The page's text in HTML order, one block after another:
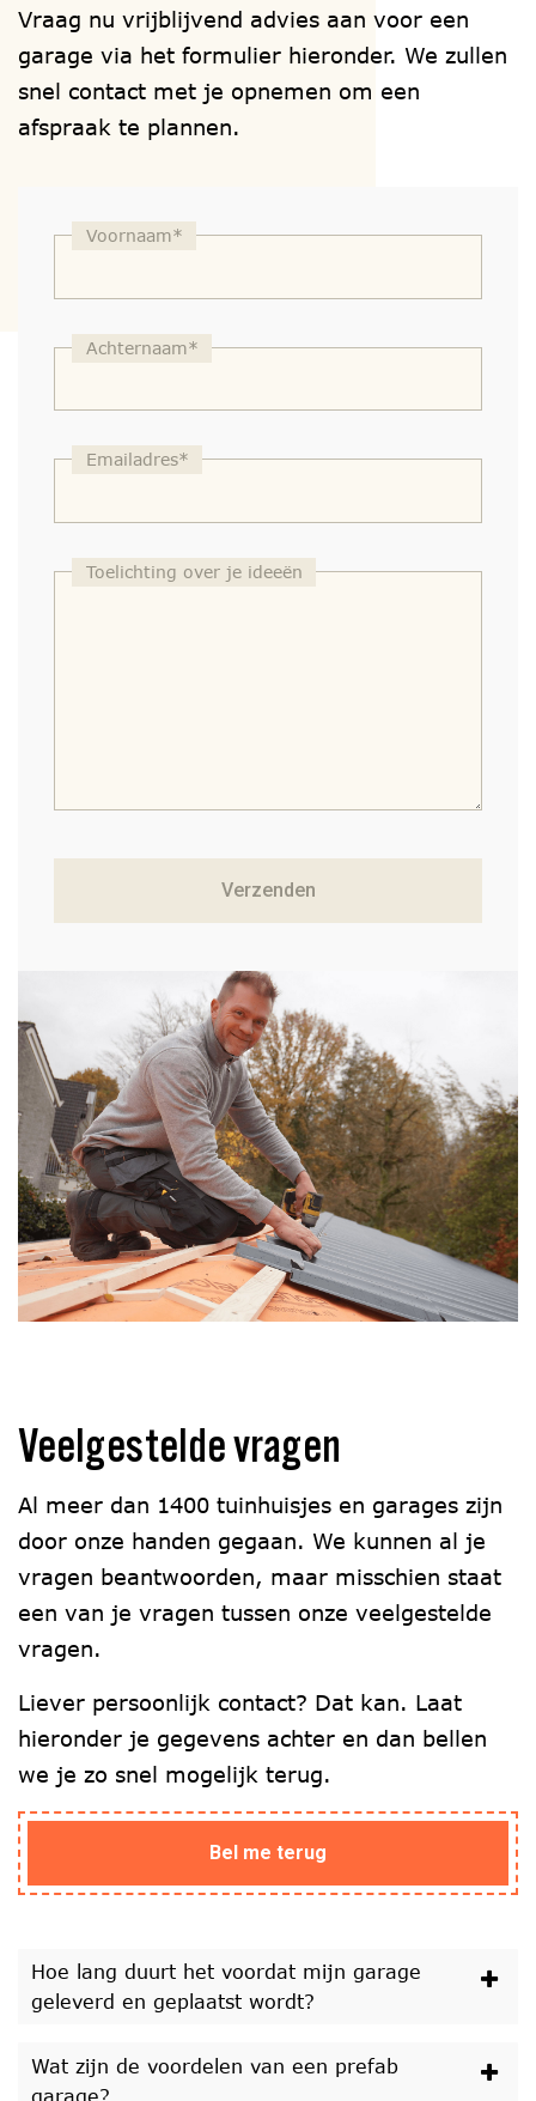
Vraag nu vrijblijvend advies aan voor een
garage via het formulier hieronder. We zullen
snel contact met je opnemen om een
afspraak te plannen.
Voornaam*
Achternaam*
Emailadres*
Toelichting over je ideeën
Verzenden
Veelgestelde vragen
Al meer dan 1400 tuinhuisjes en garages zijn
door onze handen gegaan. We kunnen al je
vragen beantwoorden, maar misschien staat
een van je vragen tussen onze veelgestelde
vragen.
Liever persoonlijk contact? Dat kan. Laat
hieronder je gegevens achter en dan bellen
we je zo snel mogelijk terug.
Bel me terug
Hoe lang duurt het voordat mijn garage
geleverd en geplaatst wordt?
Wat zijn de voordelen van een prefab
garage?